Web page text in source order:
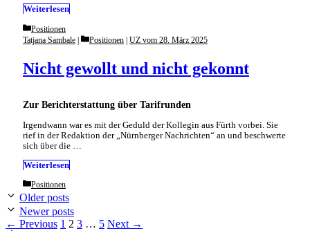
Weiterlesen
Categories
Positionen
Zur Berichterstattung über Tarifrunden
Nicht gewollt und nicht gekonnt
Tatjana Sambale Categories
Positionen UZ vom 28. März 2025
Irgendwann war es mit der Geduld der Kollegin aus Fürth vorbei. Sie
rief in der Redaktion der „Nürnberger Nachrichten“ an und beschwerte
sich über die …
Weiterlesen
Categories
Positionen
Older posts
Newer posts
← Previous Page
1 Page
2 Page
3 … Page
5 Next →